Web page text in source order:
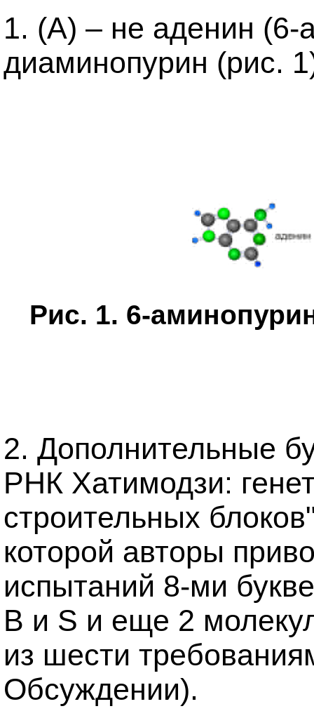
1. (A) – не аденин
диаминопурин (рис.
Рис. 1. 6-
2. Дополнительные
РНК Хатимодзи:
строительных
которой авторы
испытаний 8-ми
B и S и еще 2
из шести
Обсуждении).